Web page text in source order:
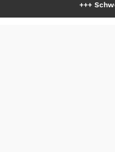
Schwere